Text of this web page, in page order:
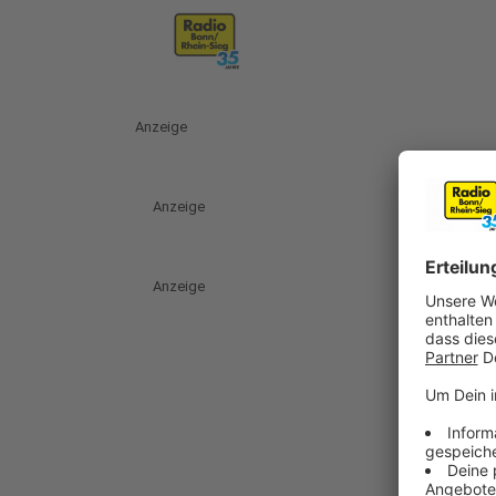
Anzeige
Anzeige
Anzeige